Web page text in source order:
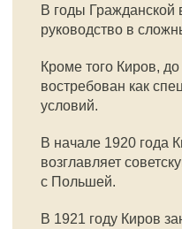
В годы Гражданской
руководство в
Кроме того Киров,
востребован как
условий.
В начале 1920 года
возглавляет
с Польшей.
В 1921 году Киров